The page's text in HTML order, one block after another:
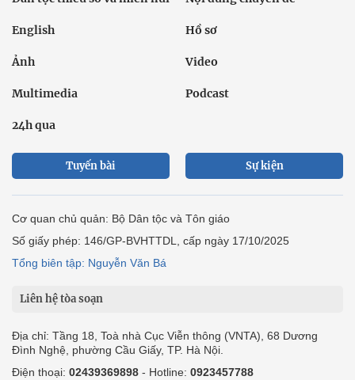
English Hồ sơ
Ảnh Video
Multimedia Podcast
24h qua
Tuyến bài Sự kiện
Cơ quan chủ quản: Bộ Dân tộc và Tôn giáo
Số giấy phép: 146/GP-BVHTTDL, cấp ngày 17/10/2025
Tổng biên tập: Nguyễn Văn Bá
Liên hệ tòa soạn
Địa chỉ: Tầng 18, Toà nhà Cục Viễn thông (VNTA), 68 Dương
Đình Nghệ, phường Cầu Giấy, TP. Hà Nội.
Điện thoại: 02439369898 - Hotline: 0923457788